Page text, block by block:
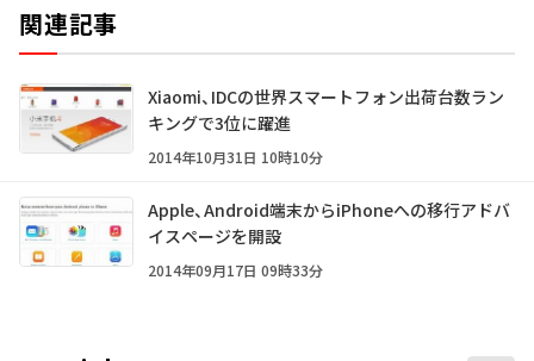
関連記事
Xiaomi、IDCの世界スマートフォン出荷台数ラン
キングで3位に躍進
2014年10月31日 10時10分
Apple、Android端末からiPhoneへの移行アドバ
イスページを開設
2014年09月17日 09時33分